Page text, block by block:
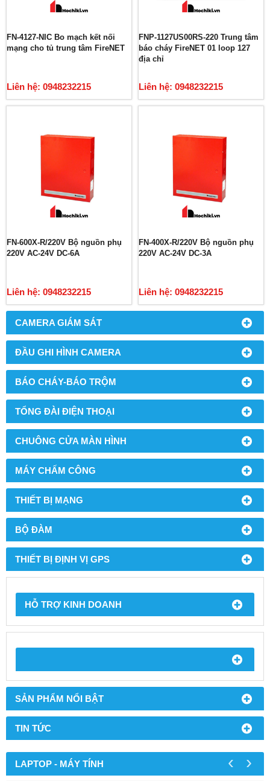
CAMERA GIÁM SÁT
ĐẦU GHI HÌNH CAMERA
BÁO CHÁY-BÁO TRỘM
TỔNG ĐÀI ĐIỆN THOẠI
CHUÔNG CỬA MÀN HÌNH
MÁY CHẤM CÔNG
THIẾT BỊ MẠNG
BỘ ĐÀM
THIẾT BỊ ĐỊNH VỊ GPS
HỖ TRỢ KINH DOANH
SẢN PHẨM NỔI BẬT
TIN TỨC
FN-4127-NIC Bo mạch kết nối
mạng cho tủ trung tâm FireNET
Liên hệ: 0948232215
FNP-1127US00RS-220 Trung tâm
báo cháy FireNET 01 loop 127
địa chỉ
Liên hệ: 0948232215
FN-600X-R/220V Bộ nguồn phụ
220V AC-24V DC-6A
Liên hệ: 0948232215
FN-400X-R/220V Bộ nguồn phụ
220V AC-24V DC-3A
Liên hệ: 0948232215
LAPTOP - MÁY TÍNH ‹ ›